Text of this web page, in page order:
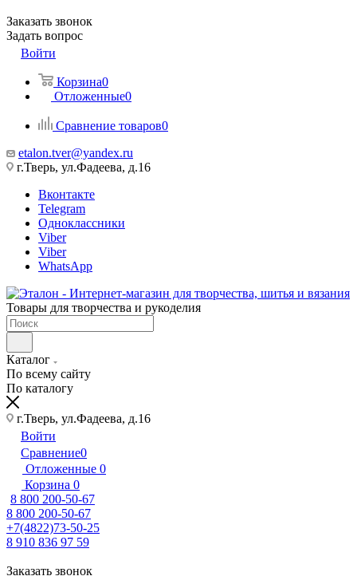
Заказать звонок
Задать вопрос
Войти
Корзина0
Отложенные0
Сравнение товаров0
etalon.tver@yandex.ru
г.Тверь, ул.Фадеева, д.16
Вконтакте
Telegram
Одноклассники
Viber
Viber
WhatsApp
Товары для творчества и рукоделия
Каталог
По всему сайту
По каталогу
г.Тверь, ул.Фадеева, д.16
Войти
Сравнение0
Отложенные 0
Корзина 0
8 800 200-50-67
8 800 200-50-67
+7(4822)73-50-25
8 910 836 97 59
Заказать звонок